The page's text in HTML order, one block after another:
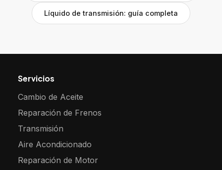
Líquido de transmisión: guía completa
Servicios
Cambio de Aceite
Reparación de Frenos
Transmisión
Aire Acondicionado
Reparación de Motor